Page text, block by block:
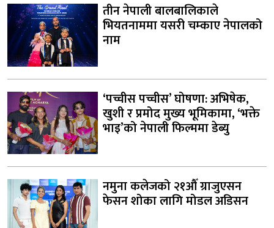
तीन नेपाली बालबालिकाले
भियतनाममा यसरी चम्काए नेपालको
नाम
‘पच्चीस पच्चीस’ घोषणा: अभिषेक,
खुशी र प्रमोद मुख्य भूमिकामा, ‘भक्ते
भाइ’को नेपाली फिल्ममा डेब्यु
नमुना कलेजको २१औँ ग्राजुएसन
फेसन शोका लागि मोडल अडिसन